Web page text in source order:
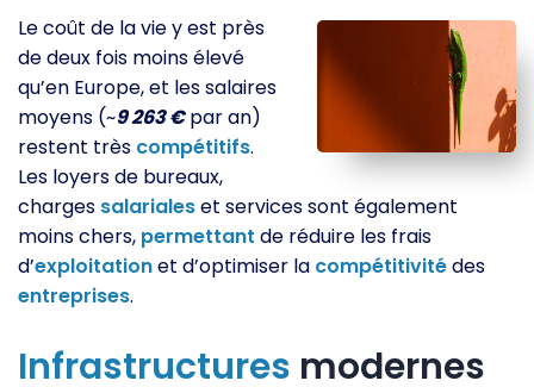
Le coût de la vie y est près
de deux fois moins élevé
qu’en Europe, et les salaires
moyens (~9 263 €par an)
restent très compétitifs.
Les loyers de bureaux,
charges salarialeset services sont également
moins chers, permettant de réduire les frais
d’exploitationet d’optimiser la compétitivitédes
entreprises.
Infrastructures modernes